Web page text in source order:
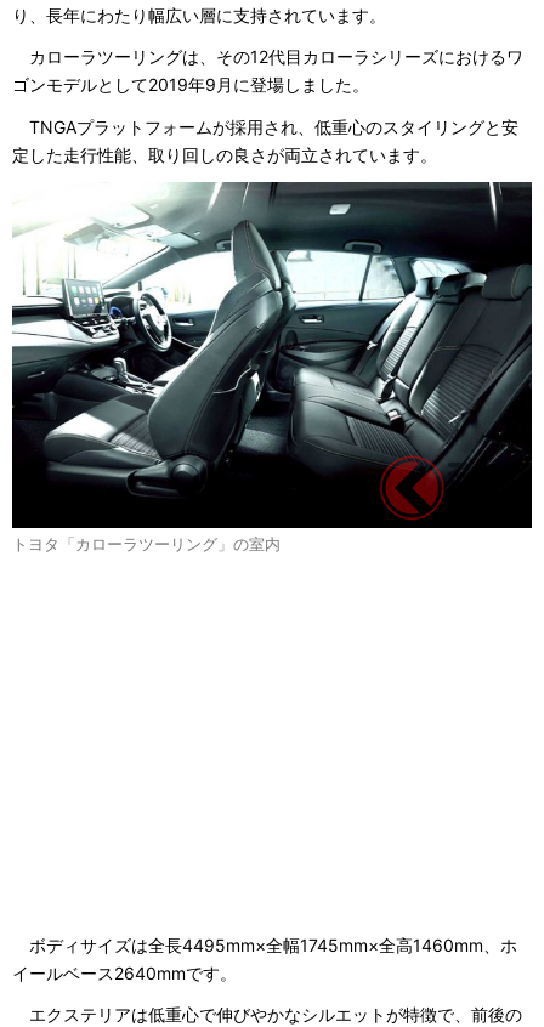
り、長年にわたり幅広い層に支持されています。
カローラツーリングは、その12代目カローラシリーズにおけるワ
ゴンモデルとして2019年9月に登場しました。
TNGAプラットフォームが採用され、低重心のスタイリングと安
定した走行性能、取り回しの良さが両立されています。
トヨタ「カローラツーリング」の室内
ボディサイズは全長4495mm×全幅1745mm×全高1460mm、ホ
イールベース2640mmです。
エクステリアは低重心で伸びやかなシルエットが特徴で、前後の